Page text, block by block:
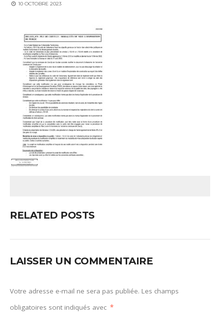
10 OCTOBRE 2023
RELATED POSTS
LAISSER UN COMMENTAIRE
Votre adresse e-mail ne sera pas publiée. Les champs
obligatoires sont indiqués avec *